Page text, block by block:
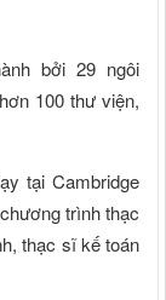
bởi 29 ngôi
100 thư viện,
tại Cambridge
trình thạc
thạc sĩ kế toán